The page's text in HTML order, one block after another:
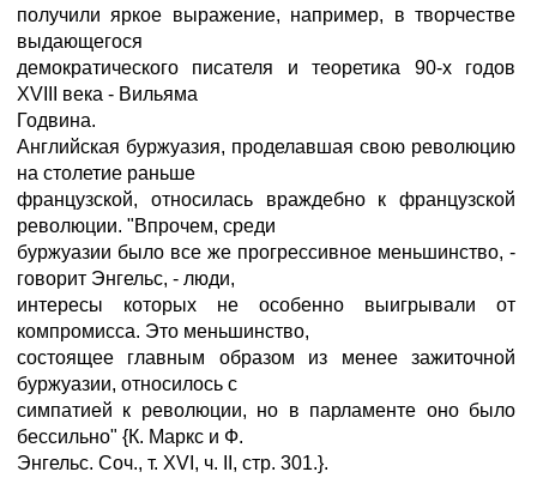
получили яркое выражение, например, в творчестве
выдающегося
демократического писателя и теоретика 90-х годов
XVIII века - Вильяма
Годвина.
Английская буржуазия, проделавшая свою революцию
на столетие раньше
французской, относилась враждебно к французской
революции. "Впрочем, среди
буржуазии было все же прогрессивное меньшинство, -
говорит Энгельс, - люди,
интересы которых не особенно выигрывали от
компромисса. Это меньшинство,
состоящее главным образом из менее зажиточной
буржуазии, относилось с
симпатией к революции, но в парламенте оно было
бессильно" {К. Маркс и Ф.
Энгельс. Соч., т. XVI, ч. II, стр. 301.}.